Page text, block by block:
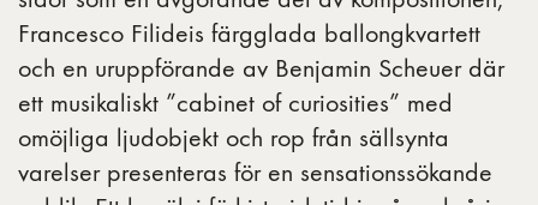
Francesco Filideis färgglada ballongkvartett
och en uruppförande av Benjamin Scheuer där
ett musikaliskt ”cabinet of curiosities” med
omöjliga ljudobjekt och rop från sällsynta
varelser presenteras för en sensationssökande